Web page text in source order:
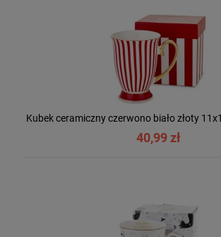
Kubek ceramiczny czerwono biało złoty
40,99 zł